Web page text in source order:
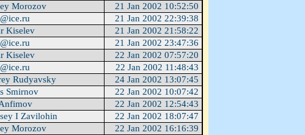
Morozov
21 Jan 2002 10:52:50
21 Jan 2002 22:39:38
Kiselev
21 Jan 2002 21:58:22
21 Jan 2002 23:47:36
Kiselev
22 Jan 2002 07:57:20
22 Jan 2002 11:48:43
Rudyavsky
24 Jan 2002 13:07:45
Smirnov
22 Jan 2002 10:07:42
22 Jan 2002 12:54:43
I Zavilohin
22 Jan 2002 18:07:47
Morozov
22 Jan 2002 16:16:39